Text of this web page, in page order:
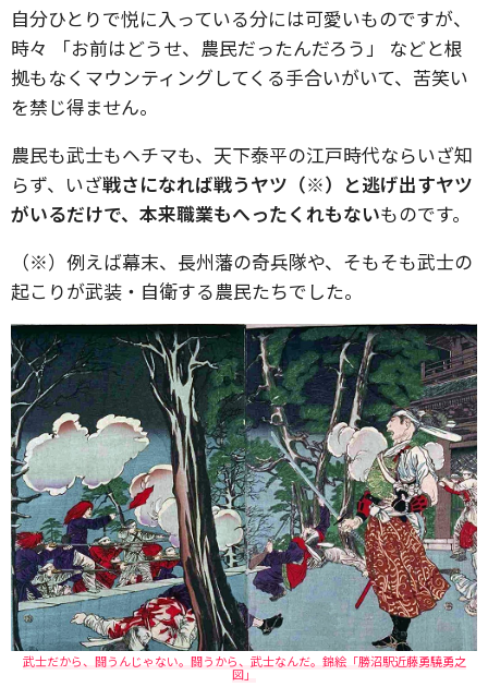
自分ひとりで悦に入っている分には可愛いものですが、
時々 「お前はどうせ、農民だったんだろう」 などと根
拠もなくマウンティングしてくる手合いがいて、苦笑い
を禁じ得ません。
農民も武士もヘチマも、天下泰平の江戸時代ならいざ知
らず、いざ戦さになれば戦うヤツ（※）と逃げ出すヤツ
がいるだけで、本来職業もへったくれもないものです。
（※）例えば幕末、長州藩の奇兵隊や、そもそも武士の
起こりが武装・自衛する農民たちでした。
武士だから、闘うんじゃない。闘うから、武士なんだ。錦絵「勝沼駅近藤勇驍勇之
図」